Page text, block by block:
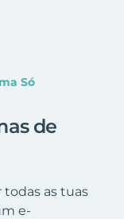
Só
de
as tuas
e-